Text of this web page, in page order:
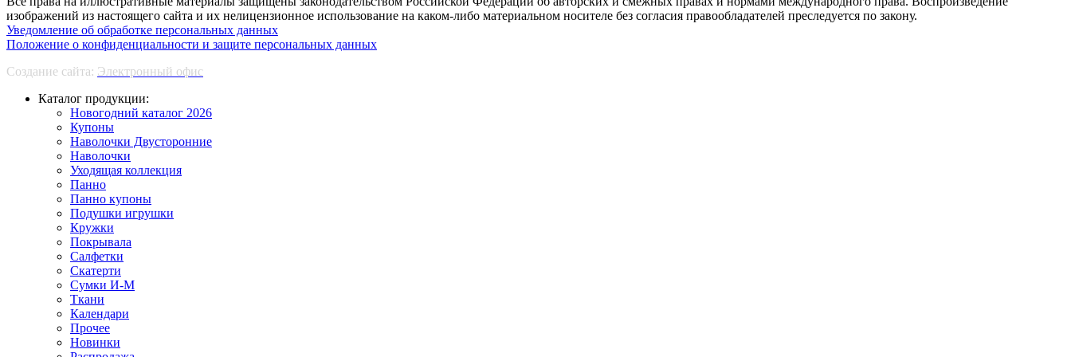
изображений из настоящего сайта и их нелицензионное использование на каком-либо материальном носителе без согласия правообладателей преследуется по закону.
Уведомление об обработке персональных данных
Положение о конфиденциальности и защите персональных данных
Создание сайта: Электронный офис
Каталог продукции:
Новогодний каталог 2026
Купоны
Наволочки Двусторонние
Наволочки
Уходящая коллекция
Панно
Панно купоны
Подушки игрушки
Кружки
Покрывала
Салфетки
Скатерти
Сумки И-М
Ткани
Календари
Прочее
Новинки